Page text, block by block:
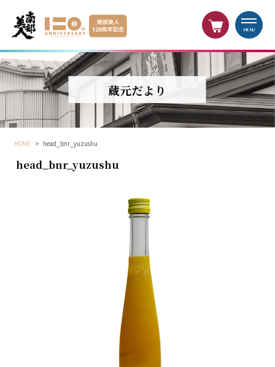
MENU
蔵元だより
HOME > head_bnr_yuzushu
head_bnr_yuzushu